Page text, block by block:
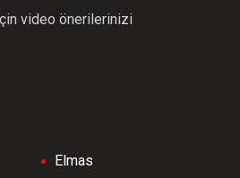
video önerilerinizi
Elmas